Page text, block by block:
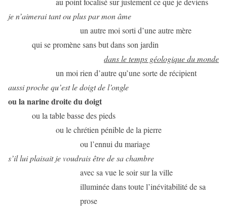
je n’aimerai tant ou plus par mon âme
un autre moi sorti d’une autre mère
qui se promène sans but dans son jardin
dans le temps géologique du monde
un moi rien d’autre qu’une sorte de récipient
aussi proche qu’est le doigt de l’ongle
ou la narine droite du doigt
ou la table basse des pieds
ou le chrétien pénible de la pierre
ou l’ennui du mariage
s’il lui plaisait je voudrais être de sa chambre
avec sa vue le soir sur la ville
illuminée dans toute l’inévitabilité de sa
prose